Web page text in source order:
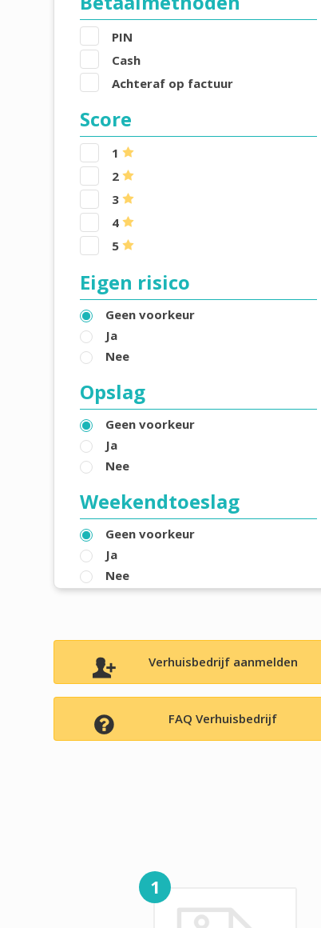
PIN
Cash
Achteraf op factuur
Score
1
2
3
4
5
Eigen risico
Geen voorkeur
Ja
Nee
Opslag
Geen voorkeur
Ja
Nee
Weekendtoeslag
Geen voorkeur
Ja
Nee
Verhuisbedrijf aanmelden
FAQ Verhuisbedrijf
1